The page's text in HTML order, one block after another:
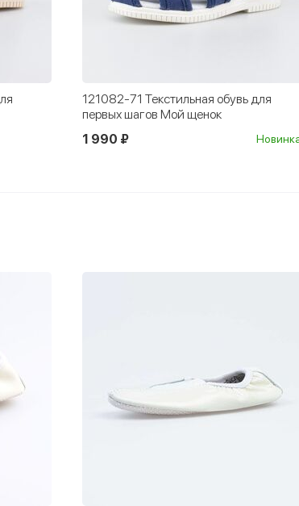
121077-71 Текстильная обувь Очковый
Мишка
1 990 ₽